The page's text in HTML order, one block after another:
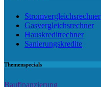
Stromvergleichsrechner
Gasvergleichsrechner
Hauskreditrechner
Sanierungskredite
Themenspecials
Baufinanzierung